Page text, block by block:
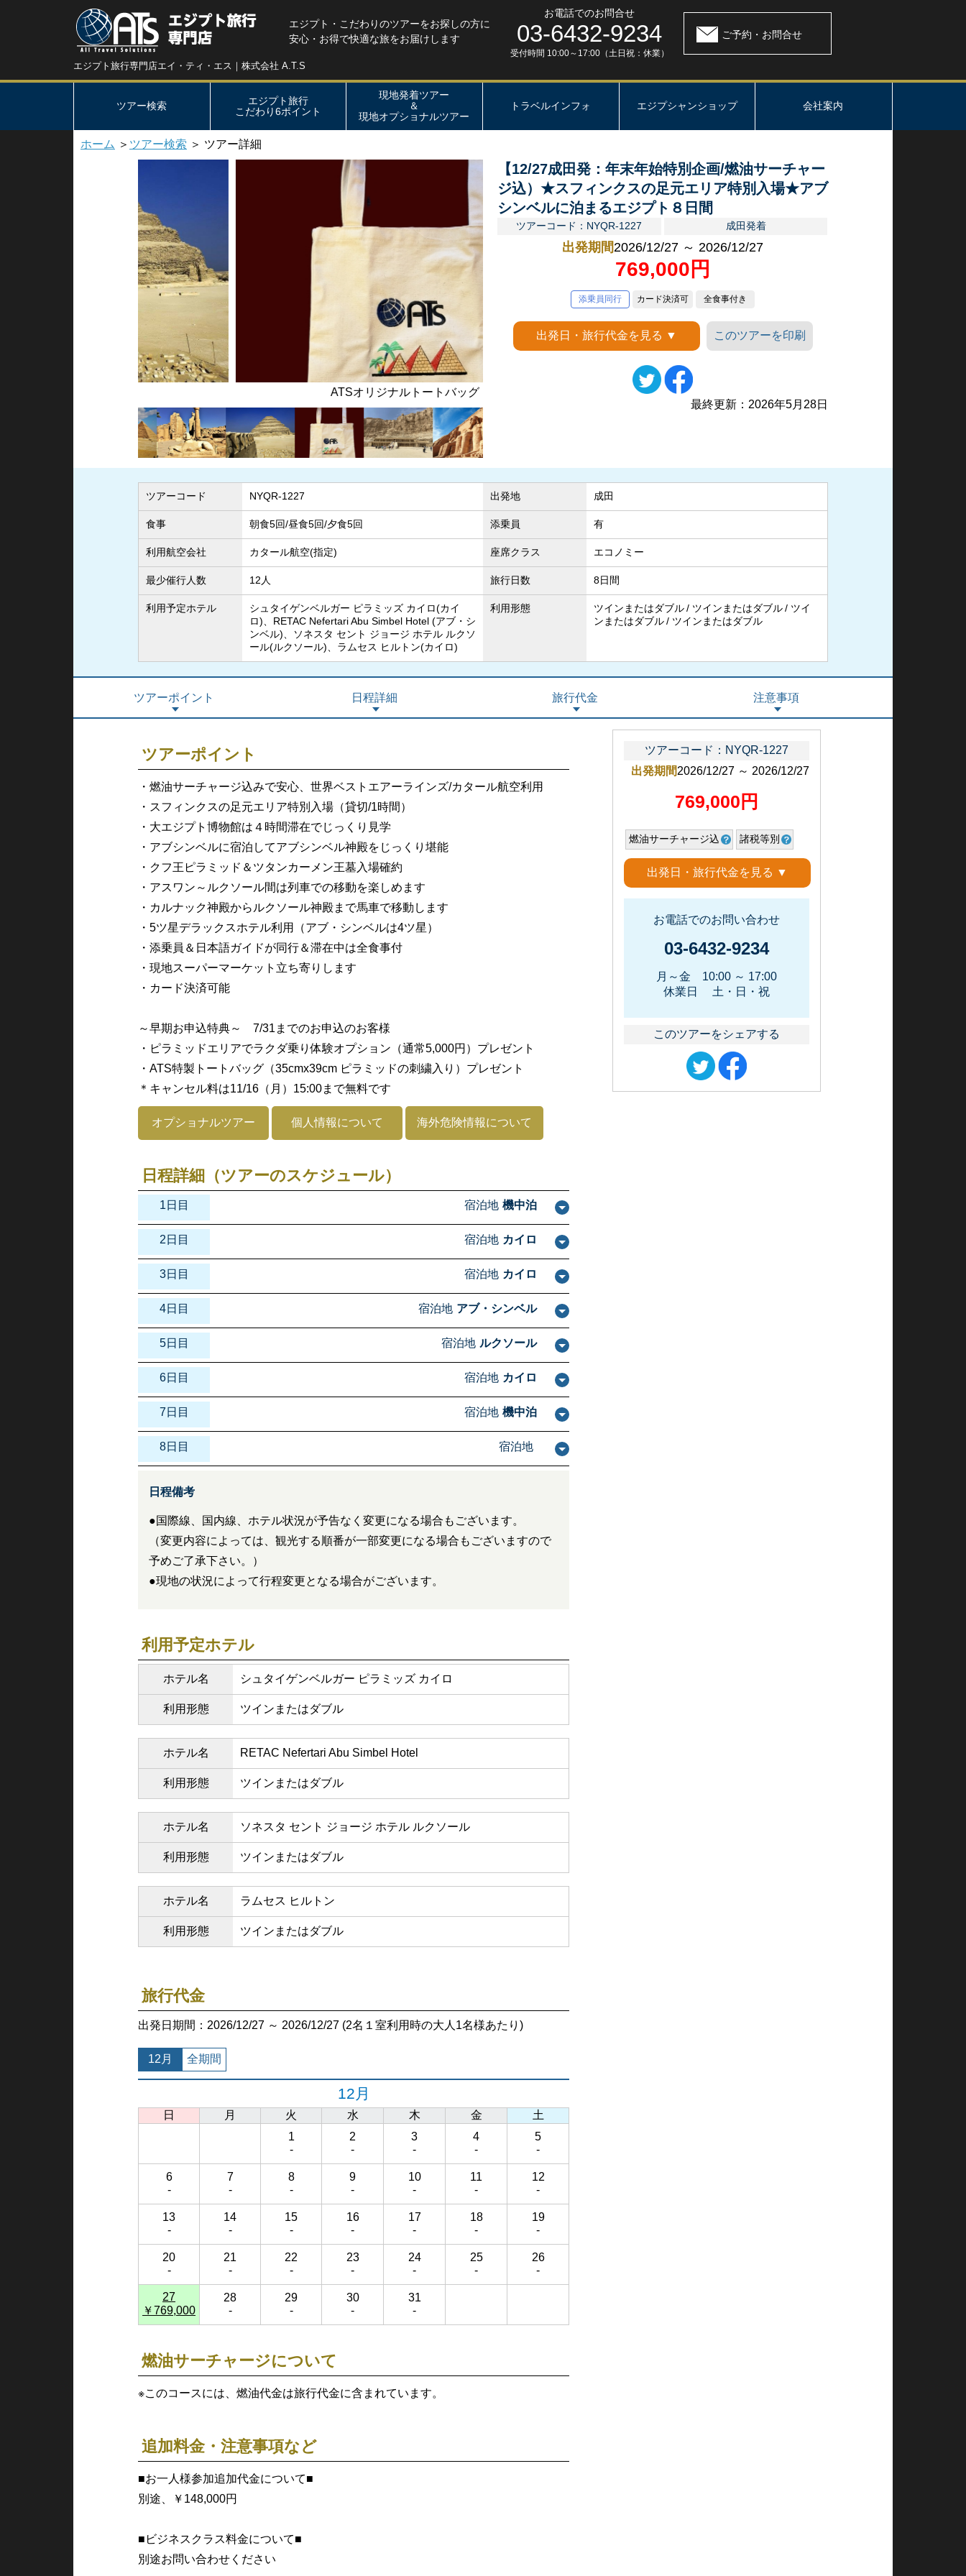
エジプト旅行専門店エイ・ティ・エス｜株式会社 A.T.S
エジプト・こだわりのツアーをお探しの方に
安心・お得で快適な旅をお届けします
お電話でのお問合せ
03-6432-9234
受付時間 10:00～17:00（土日祝：休業）
ご予約・お問合せ
ツアー検索
エジプト旅行
こだわり6ポイント
現地発着ツアー
＆
現地オプショナルツアー
トラベルインフォ エジプシャンショップ 会社案内
ホーム ＞ ツアー検索 ＞ ツアー詳細
ATSオリジナルトートバッグ ハトシェプスト女王葬祭殿
【12/27成田発：年末年始特別企画/燃油サーチャー
ジ込）★スフィンクスの足元エリア特別入場★アブ
シンベルに泊まるエジプト８日間
ツアーコード：NYQR-1227 成田発着
出発期間2026/12/27 ～ 2026/12/27
769,000円
添乗員同行 カード決済可 全食事付き
出発日・旅行代金を見る ▼ このツアーを印刷
最終更新：2026年5月28日
ツアーコード NYQR-1227 出発地 成田
食事 朝食5回/昼食5回/夕食5回 添乗員 有
利用航空会社 カタール航空(指定) 座席クラス エコノミー
最少催行人数 12人 旅行日数 8日間
利用予定ホテル
シュタイゲンベルガー ピラミッズ カイロ(カイ
ロ)、RETAC Nefertari Abu Simbel Hotel (アブ・シ
ンベル)、ソネスタ セント ジョージ ホテル ルクソ
ール(ルクソール)、ラムセス ヒルトン(カイロ)
利用形態 ツインまたはダブル ツインまたはダブル
ツイ
ンまたはダブル
ツインまたはダブル
ツアーポイント 日程詳細 旅行代金 注意事項
ツアーポイント
・燃油サーチャージ込みで安心、世界ベストエアーラインズ/カタール航空利用
・スフィンクスの足元エリア特別入場（貸切/1時間）
・大エジプト博物館は４時間滞在でじっくり見学
・アブシンベルに宿泊してアブシンベル神殿をじっくり堪能
・クフ王ピラミッド＆ツタンカーメン王墓入場確約
・アスワン～ルクソール間は列車での移動を楽しめます
・カルナック神殿からルクソール神殿まで馬車で移動します
・5ツ星デラックスホテル利用（アブ・シンベルは4ツ星）
・添乗員＆日本語ガイドが同行＆滞在中は全食事付
・現地スーパーマーケット立ち寄りします
・カード決済可能
～早期お申込特典～ 7/31までのお申込のお客様
・ピラミッドエリアでラクダ乗り体験オプション（通常5,000円）プレゼント
・ATS特製トートバッグ（35cmx39cm ピラミッドの刺繍入り）プレゼント
＊キャンセル料は11/16（月）15:00まで無料です
オプショナルツアー 個人情報について 海外危険情報について
日程詳細（ツアーのスケジュール）
1日目 宿泊地 機中泊
2日目 宿泊地 カイロ
3日目 宿泊地 カイロ
4日目 宿泊地 アブ・シンベル
5日目 宿泊地 ルクソール
6日目 宿泊地 カイロ
7日目 宿泊地 機中泊
8日目 宿泊地
日程備考
●国際線、国内線、ホテル状況が予告なく変更になる場合もございます。
（変更内容によっては、観光する順番が一部変更になる場合もございますので
予めご了承下さい。）
●現地の状況によって行程変更となる場合がございます。
利用予定ホテル
ホテル名 シュタイゲンベルガー ピラミッズ カイロ
利用形態 ツインまたはダブル
ホテル名 RETAC Nefertari Abu Simbel Hotel
利用形態 ツインまたはダブル
ホテル名 ソネスタ セント ジョージ ホテル ルクソール
利用形態 ツインまたはダブル
ホテル名 ラムセス ヒルトン
利用形態 ツインまたはダブル
旅行代金
出発日期間：2026/12/27 ～ 2026/12/27 (2名１室利用時の大人1名様あたり)
12月 全期間
12月
日 月 火 水 木 金
土
1
-
2
-
3
-
4
-
5
-
6
-
7
-
8
-
9
-
10
-
11
-
12
-
13
-
14
-
15
-
16
-
17
-
18
-
19
-
20
-
21
-
22
-
23
-
24
-
25
-
26
-
27
￥769,000
28
-
29
-
30
-
31
-
燃油サーチャージについて
※このコースには、燃油代金は旅行代金に含まれています。
追加料金・注意事項など
■お一人様参加追加代金について■
別途、￥148,000円
■ビジネスクラス料金について■
別途お問い合わせください
ツアーコード：NYQR-1227
出発期間2026/12/27 ～ 2026/12/27
769,000円
燃油サーチャージ込 諸税等別
出発日・旅行代金を見る ▼
お電話でのお問い合わせ
03-6432-9234
月～金 10:00 ～ 17:00
休業日 土・日・祝
このツアーをシェアする